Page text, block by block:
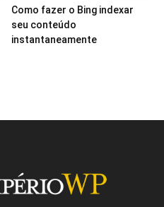
Como fazer o Bing indexar
seu conteúdo
instantaneamente